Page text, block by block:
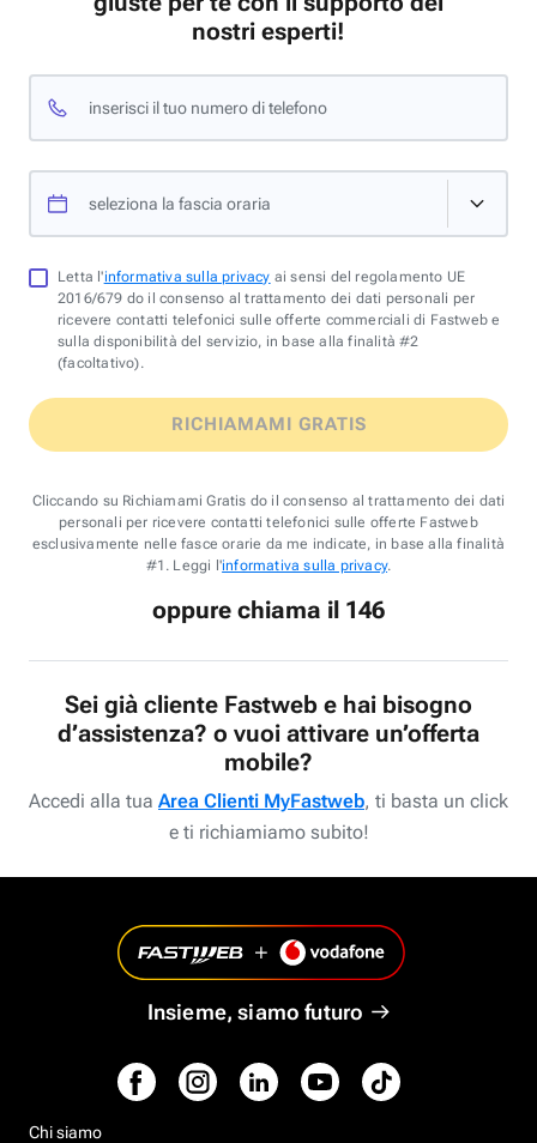
nostri esperti!
inserisci il tuo numero di telefono
seleziona la fascia oraria
Letta l'informativa sulla privacy ai sensi del regolamento UE
2016/679 do il consenso al trattamento dei dati personali per
ricevere contatti telefonici sulle offerte commerciali di Fastweb e
sulla disponibilità del servizio, in base alla finalità #2
(facoltativo).
RICHIAMAMI GRATIS
Cliccando su Richiamami Gratis do il consenso al trattamento dei dati
personali per ricevere contatti telefonici sulle offerte Fastweb
esclusivamente nelle fasce orarie da me indicate, in base alla finalità
#1. Leggi l'informativa sulla privacy.
oppure chiama il 146
Sei già cliente Fastweb e hai bisogno
d’assistenza? o vuoi attivare un’offerta
mobile?
Accedi alla tua Area Clienti MyFastweb, ti basta un click
e ti richiamiamo subito!
Insieme, siamo futuro
Chi siamo